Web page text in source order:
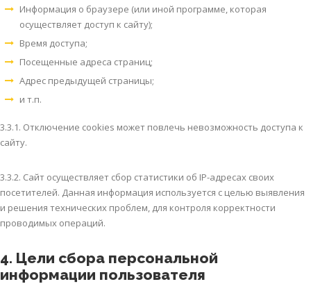
Информация о браузере (или иной программе, которая
осуществляет доступ к сайту);
Время доступа;
Посещенные адреса страниц;
Адрес предыдущей страницы;
и т.п.
3.3.1. Отключение cookies может повлечь невозможность доступа к
сайту.
3.3.2. Сайт осуществляет сбор статистики об IP-адресах своих
посетителей. Данная информация используется с целью выявления
и решения технических проблем, для контроля корректности
проводимых операций.
4. Цели сбора персональной
информации пользователя